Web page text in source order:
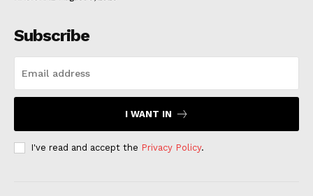
Subscribe
I WANT IN
I've read and accept the Privacy Policy.